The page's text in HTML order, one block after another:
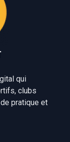
qui
clubs
pratique et